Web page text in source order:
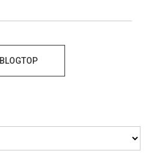
BLOGTOP